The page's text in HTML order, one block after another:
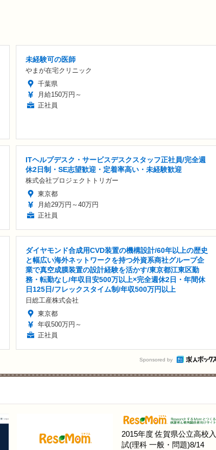
未経験可の医師
やまが在宅クリニック
千葉県
月給150万円～
正社員
ITヘルプデスク・サービスデスクスタッフ正社員/完全週
休2日制・SE志望歓迎・定着率高い・未経験歓迎
株式会社プロジェクトトリガー
東京都
月給29万円～40万円
正社員
ダイヤモンド合成用CVD装置の機構設計/60年以上の歴史
と幅広い海外ネットワークを持つ外資系商社グループ企
業で真空成膜装置の設計経験を活かす/東京都江東区勤
務・転勤なし/年収目安500万以上×完全週休2日・年間休
日125日/フレックスタイム制/年収500万円以上
日総工産株式会社
東京都
年収500万円～
正社員
Sponsored by
2015年度 佐賀県公立高校入
試(理科 一般・問題)8/14